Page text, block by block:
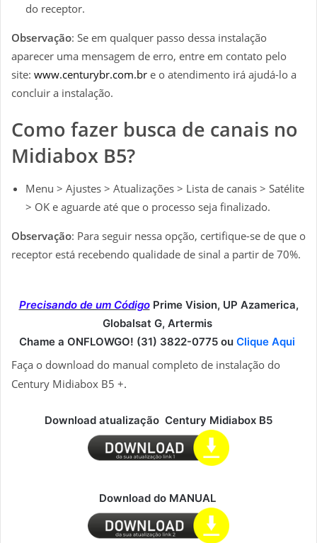
do receptor.
Observação: Se em qualquer passo dessa instalação
aparecer uma mensagem de erro, entre em contato pelo
site: www.centurybr.com.br e o atendimento irá ajudá-lo a
concluir a instalação.
Como fazer busca de canais no
Midiabox B5?
Menu > Ajustes > Atualizações > Lista de canais > Satélite
> OK e aguarde até que o processo seja finalizado.
Observação: Para seguir nessa opção, certifique-se de que o
receptor está recebendo qualidade de sinal a partir de 70%.
Precisando de um Código Prime Vision, UP Azamerica,
Globalsat G, Artermis
Chame a ONFLOWGO! (31) 3822-0775 ou Clique Aqui
Faça o download do manual completo de instalação do
Century Midiabox B5 +.
Download atualização Century Midiabox B5
Download do MANUAL